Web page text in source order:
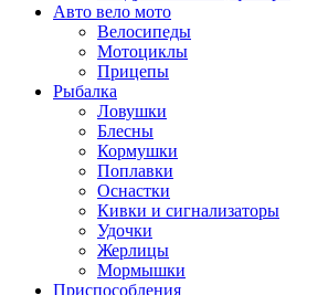
Авто вело мото
Велосипеды
Мотоциклы
Прицепы
Рыбалка
Ловушки
Блесны
Кормушки
Поплавки
Оснастки
Кивки и сигнализаторы
Удочки
Жерлицы
Мормышки
Приспособления